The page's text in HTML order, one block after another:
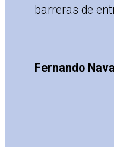
barreras de
Fernando